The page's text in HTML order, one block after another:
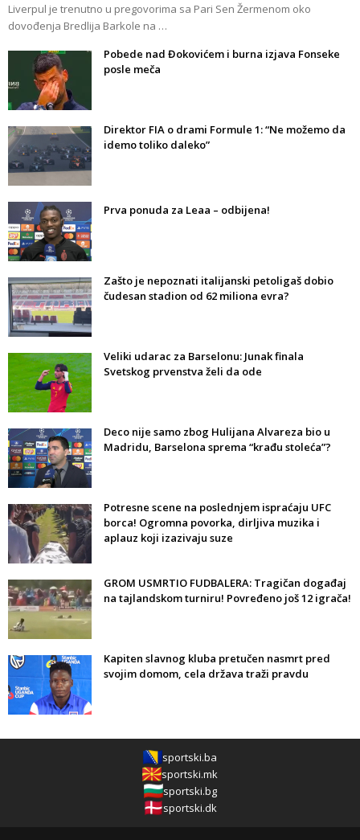
Liverpul je trenutno u pregovorima sa Pari Sen Žermenom oko
dovođenja Bredlija Barkole na …
Pobede nad Đokovićem i burna izjava Fonseke
posle meča
Direktor FIA o drami Formule 1: “Ne možemo da
idemo toliko daleko”
Prva ponuda za Leaa – odbijena!
Zašto je nepoznati italijanski petoligaš dobio
čudesan stadion od 62 miliona evra?
Veliki udarac za Barselonu: Junak finala
Svetskog prvenstva želi da ode
Deco nije samo zbog Hulijana Alvareza bio u
Madridu, Barselona sprema “krađu stoleća”?
Potresne scene na poslednjem ispraćaju UFC
borca! Ogromna povorka, dirljiva muzika i
aplauz koji izazivaju suze
GROM USMRTIO FUDBALERA: Tragičan događaj
na tajlandskom turniru! Povređeno još 12 igrača!
Kapiten slavnog kluba pretučen nasmrt pred
svojim domom, cela država traži pravdu
sportski.ba
sportski.mk
sportski.bg
sportski.dk